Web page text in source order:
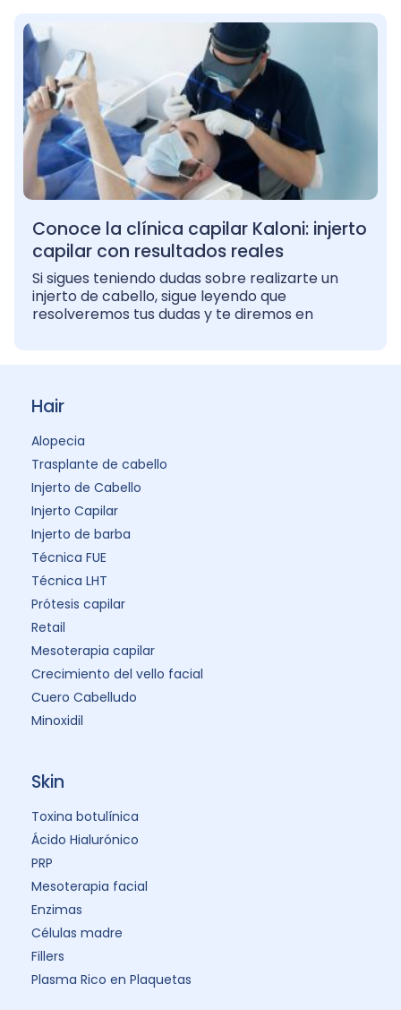
Conoce la clínica capilar Kaloni: injerto
capilar con resultados reales
Si sigues teniendo dudas sobre realizarte un
injerto de cabello, sigue leyendo que
resolveremos tus dudas y te diremos en
Hair
Alopecia
Trasplante de cabello
Injerto de Cabello
Injerto Capilar
Injerto de barba
Técnica FUE
Técnica LHT
Prótesis capilar
Retail
Mesoterapia capilar
Crecimiento del vello facial
Cuero Cabelludo
Minoxidil
Skin
Toxina botulínica
Ácido Hialurónico
PRP
Mesoterapia facial
Enzimas
Células madre
Fillers
Plasma Rico en Plaquetas